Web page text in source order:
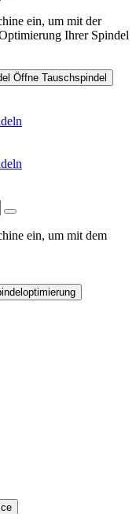
ein, um mit der
Ihrer Spindel
Öffne Tauschspindel
ein, um mit dem